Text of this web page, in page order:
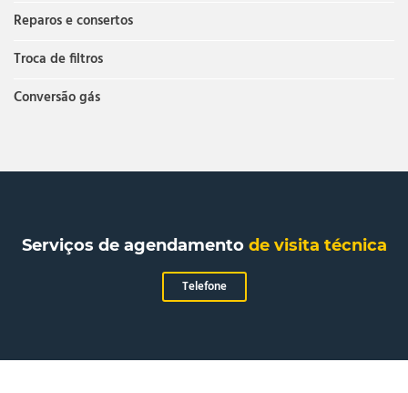
Reparos e consertos
Troca de filtros
Conversão gás
Serviços de agendamento de visita técnica
Telefone